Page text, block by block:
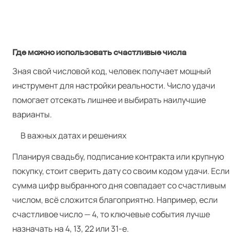
Где можно использовать счастливые числа
Зная свой числовой код, человек получает мощный
инструмент для настройки реальности. Число удачи
помогает отсекать лишнее и выбирать наилучшие
варианты.
В важных датах и решениях
Планируя свадьбу, подписание контракта или крупную
покупку, стоит сверить дату со своим кодом удачи. Если
сумма цифр выбранного дня совпадает со счастливым
числом, всё сложится благоприятно. Например, если
счастливое число — 4, то ключевые события лучше
назначать на 4, 13, 22 или 31‑е.